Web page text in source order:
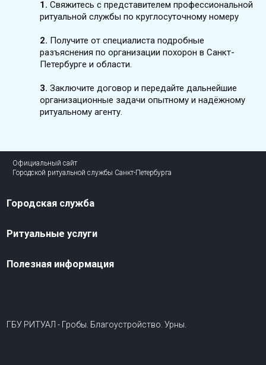
1. Свяжитесь с представителем профессиональной
ритуальной службы по круглосуточному номеру
2. Получите от специалиста подробные
разъяснения по организации похорон в Санкт-
Петербурге и области.
3. Заключите договор и передайте дальнейшие
организационные задачи опытному и надёжному
ритуальному агенту.
Официальный сайт
Городской ритуальной службы Санкт-Петербурга
Городская служба
Ритуальные услуги
Полезная информация
ГБУ РИТУАЛ - Гробы. Благоустройство. Урны.